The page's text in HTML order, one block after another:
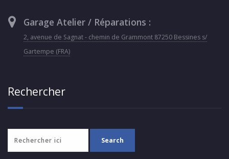
Garage Atelier / Réparations :
2, avenue de Sagnat - chemin de Grammont 87250 Bessines s/
Gartempe (FRA)
Rechercher